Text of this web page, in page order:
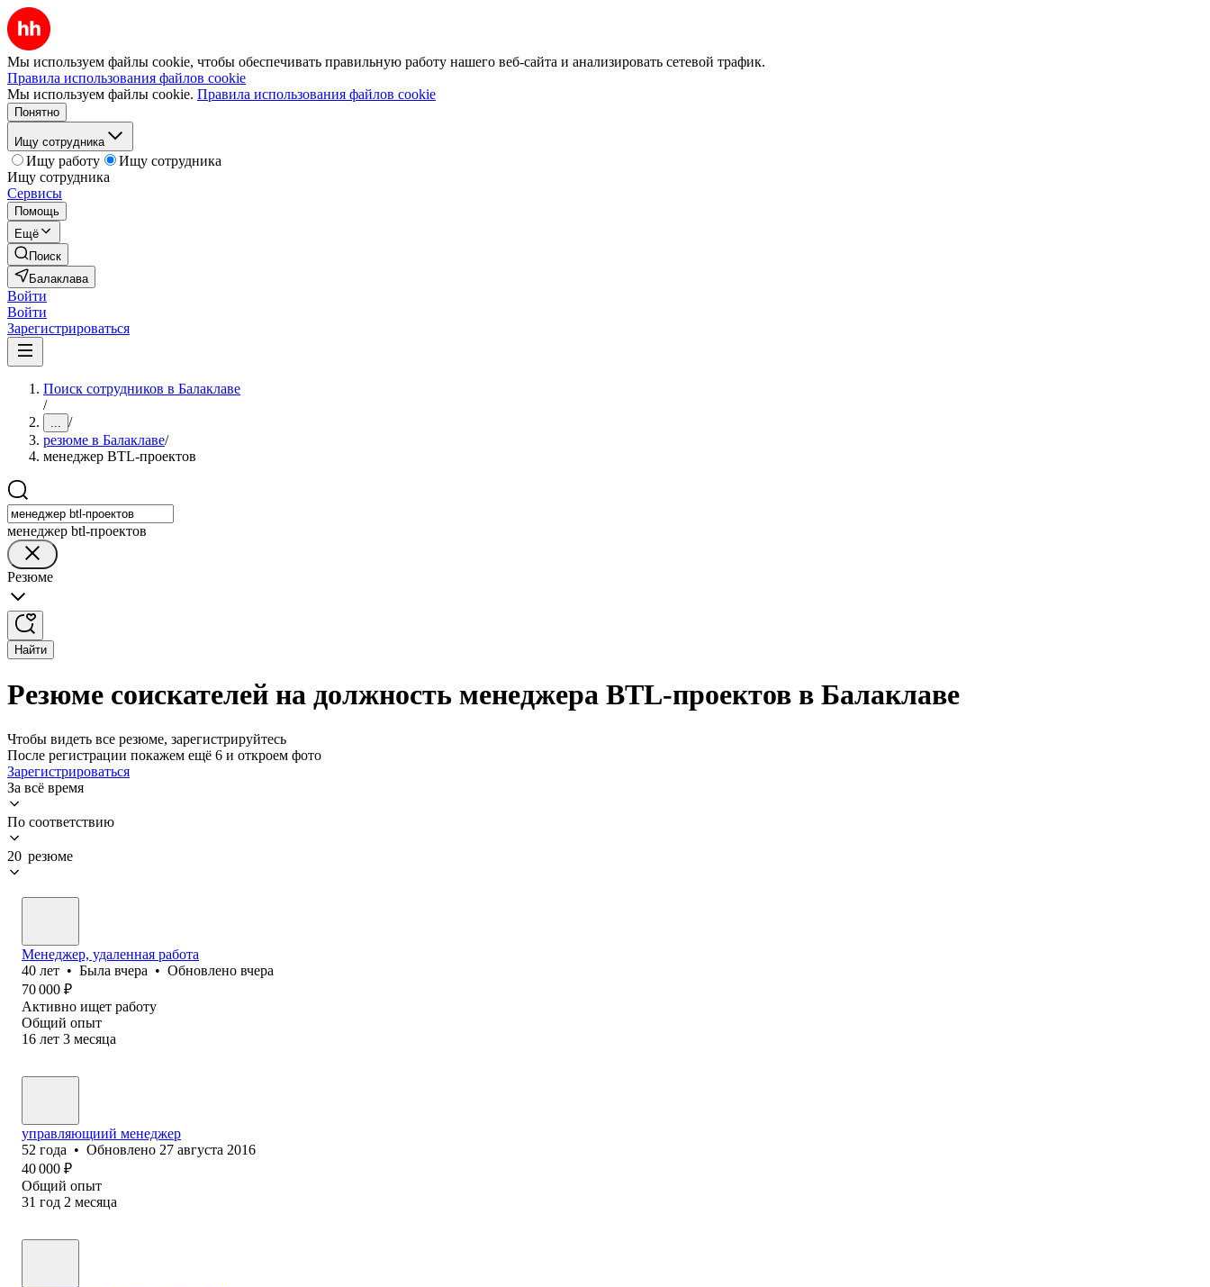
Мы используем файлы cookie, чтобы обеспечивать правильную работу нашего веб-сайта и анализировать сетевой трафик.
Правила использования файлов cookie
Мы используем файлы cookie. Правила использования файлов cookie
Понятно
Ищу сотрудника
Ищу работу
Ищу сотрудника
Ищу сотрудника
Сервисы
Помощь
Ещё
Поиск
Балаклава
Войти
Войти
Зарегистрироваться
Поиск сотрудников в Балаклаве
/
... /
резюме в Балаклаве/
менеджер BTL-проектов
менеджер btl-проектов
Резюме
Найти
Резюме соискателей на должность менеджера BTL-проектов в Балаклаве
Чтобы видеть все резюме, зарегистрируйтесь
После регистрации покажем ещё 6 и откроем фото
Зарегистрироваться
За всё время
По соответствию
20 резюме
Менеджер, удаленная работа
40 лет • Была вчера • Обновлено вчера
70 000 ₽
Активно ищет работу
Общий опыт
16 лет 3 месяца
управляющиий менеджер
52 года • Обновлено 27 августа 2016
40 000 ₽
Общий опыт
31 год 2 месяца